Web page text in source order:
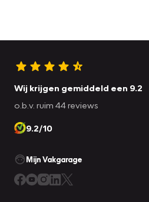
Wij krijgen gemiddeld een 9.2
o.b.v. ruim 44 reviews
9.2/10
Mijn Vakgarage